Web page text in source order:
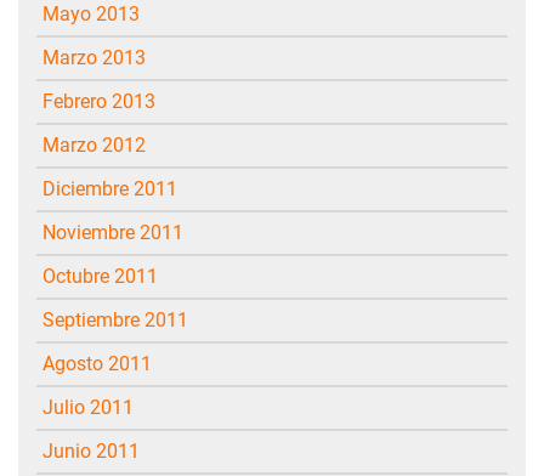
mayo 2013
marzo 2013
febrero 2013
marzo 2012
diciembre 2011
noviembre 2011
octubre 2011
septiembre 2011
agosto 2011
julio 2011
junio 2011